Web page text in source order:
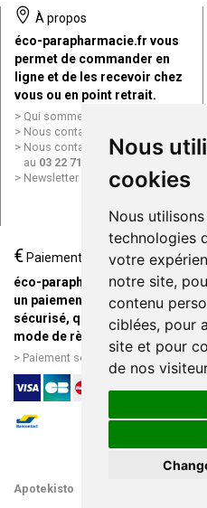
Nous
cookies
Nous
technologies
votre
notre site,
contenu
ciblées, pour
site et pour
de nos
À propos
éco-parapharmacie.fr vous
permet de commander en
ligne et de les recevoir chez
vous ou en point retrait.
Qui sommes nous ?
Nous contacter par e-mail
Nous contacter par téléphone
au 03 22 71 64 10
Newsletter
€ Paiement
éco-parapharmacie.fr offre
un paiement entièrement
sécurisé, quel que soit le
mode de règlement
Paiement sécurisé et simple
Apotekisto